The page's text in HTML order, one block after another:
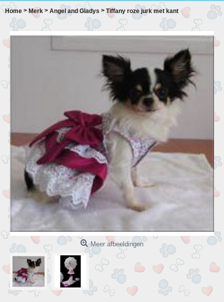
Home > Merk > Angel and Gladys >Tiffany roze jurk met kant
Meer afbeeldingen